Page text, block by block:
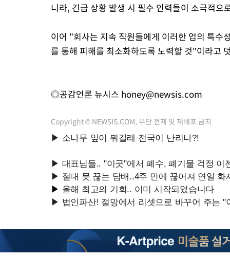
니라, 긴급 상황 발생 시 필수 인력들이 소극적
이어 "회사는 지속 직원들에게 이러한 업의 특수
를 통해 피해를 최소화하도록 노력할 것"이라고
◎공감언론 뉴시스 honey@newsis.com
Copyright © NEWSIS.COM, 무단 전재 및 재배포 금지